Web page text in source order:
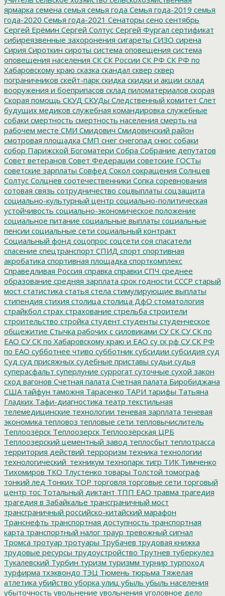
ярмарка семена семья семья года Семья года-2019 семья
года-2020 Семья года-2021 Сенаторы сено сентябрь
Сергей Ерёмин Сергей Солтус Сергей Фургал сертификат
сибиреязвенные захоронения сигареты СИЗО сирена
Сирия Сироткин сироты система оповещения система
оповещения населения СК СК России СК РФ СК РФ по
Хабаровскому краю сказка скандал сквер сквер
пограничников скейт-парк скидка скидки и акции склад
вооружения и боеприпасов склад пиломатериалов скорая
Скорая помощь СКУД СКУДы Следственный комитет Слет
будущих медиков служебная командировка служебные
собаки смертность смертность населения смерть на
рабочем месте СМИ Смидович Смидовичский район
смотровая площадка СМП снег снегопад снюс собаки
собор Парижской Богоматери Собра Собрание депутатов
Совет ветеранов Совет Федерации советские ГОСТы
советские зарплаты Совфед Сокол сокращения Солнцев
Солтус Солцнев соотечественники Сопка соревнования
сотовая связь сотрудничество соцвыплаты соцзащита
социально-культурный центр социально-политическая
устойчивость социально-экономическое положение
социальное питание социальные выплаты социальные
пенсии социальные сети социальный контракт
Социальный фонд соцопрос соцсети соя спасатели
спасение спецтранспорт СПИД спорт спортивная
акробатика спортивная площадка спорткомплекс
Справедливая Россия справка справки СПЧ среднее
образование средняя зарплата срок годности СССР старый
мост статистика статья стела стимулирующие выплаты
стипендия стихия столица столица ДфО стоматология
страйкбол страх страхование стрельба строители
строительство стройка студент студенты студенческое
общежитие Стычка рабочих с силовиками СУ СК СУ СК по
ЕАО СУ СК по Хабаровскому краю и ЕАО су ск рф СУ СК РФ
по ЕАО субботнее чтиво субботник субсидии субсидия суд
Суд суд присяжных судебные приставы судьи судья
суперасфальт суперлуние суррогат суточные сухой закон
сход вагонов Счетная палата Счетная палата Биробиджана
США тайфун таможня Тарасенко ТАРИ тарифы Татьяна
Гладких Тафи-диагностика театр текстильная
телемедицинские технологии теневая зарплата теневая
экономика тепловоз тепловые сети тепловычислитель
Теплоозёрск Теплоозерск Теплоозёрская ЦРБ
Теплоозерский цементный завод теплосбыт теплотрасса
территория действий терроризм техника технологии
технологический_техникум технопарк тигр ТИК Тимченко
Тихомиров ТКО Тлустенко товары Толстой томограф
тонкий лед Тонких ТОР торговля торговые сети торговый
центр тос Тотальный диктант ТПП ЕАО травма трагедия
трагедия в Забайкалье трансграничный мост
трансграничный российско-китайский марафон
Транснефть транспортная доступность транспортная
карта транспортный налог траур тревожный сигнал
Тромса тротуар тротуары Трубачев трудовая книжка
трудовые ресурсы трудоустройство Трутнев туберкулез
Тукалевский Турбин туризм туризмм турнир турпоход
турфирма тхэквондо ТЭЦ Тюмень тюрьма Тяжелая
атлетика убийство уборка улиц убыль убыль населения
убыточность увольнение увольнения уголовное дело